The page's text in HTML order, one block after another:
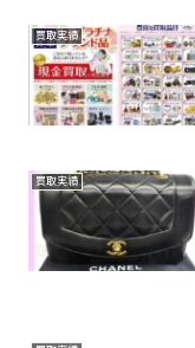
買取実績
買取実績